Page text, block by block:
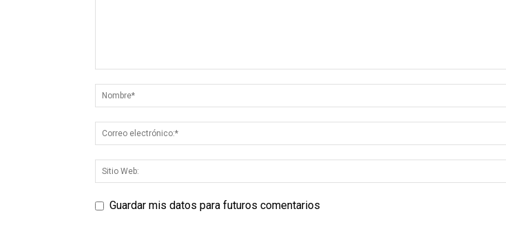
Guardar mis datos para futuros comentarios